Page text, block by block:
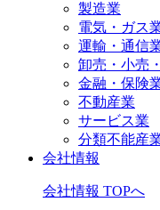
製造業
電気・ガス
運輸・通信
卸売・小売
金融・保険
不動産業
サービス業
分類不能産
会社情報
会社情報 TOPへ